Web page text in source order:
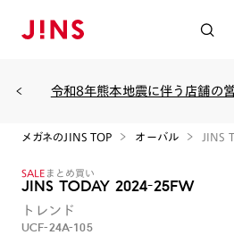
令和8年熊本地震に伴う店舗の
メガネのJINS TOP オーバル JINS
SALE まとめ買い
JINS TODAY 2024-25FW
トレンド
UCF-24A-105